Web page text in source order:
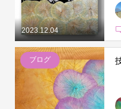
2023.12.04
ブログ